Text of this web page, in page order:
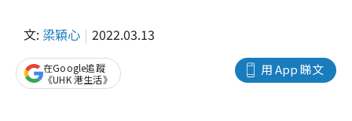
文: 梁穎心 2022.03.13
用 App 睇文
在Google追蹤
《UHK 港生活》